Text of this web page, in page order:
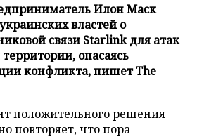
Илон Маск
властей о
связи Starlink для атак
опасаясь
конфликта, пишет The
положительного решения
повторяет, что пора